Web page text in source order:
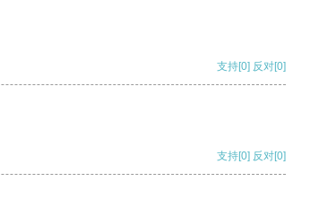
支持[0] 反对[0]
支持[0] 反对[0]